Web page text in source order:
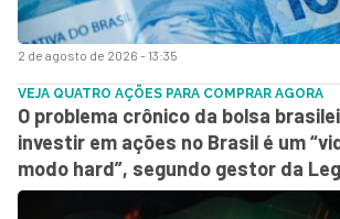
2 de agosto de 2026 - 13:35
VEJA QUATRO AÇÕES PARA COMPRAR AGORA
O problema crônico da bolsa
investir em ações no Brasil é um
modo hard”, segundo gestor da